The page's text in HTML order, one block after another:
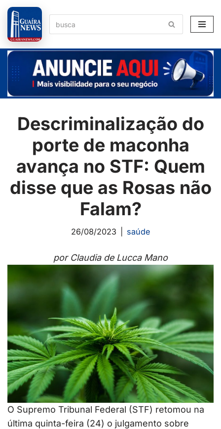
Pular
para
o
conteúdo
Descriminalização do
porte de maconha
avança no STF: Quem
disse que as Rosas não
Falam?
26/08/2023 saúde
por Claudia de Lucca Mano
O Supremo Tribunal Federal (STF) retomou na
última quinta-feira (24) o julgamento sobre